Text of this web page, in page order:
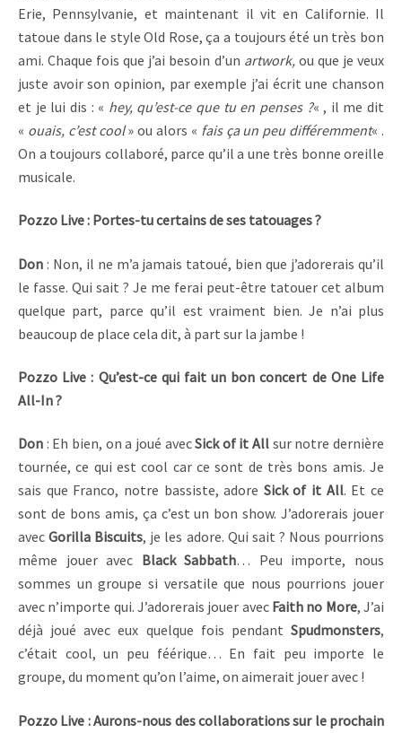
Erie, Pennsylvanie, et maintenant il vit en Californie. Il
tatoue dans le style Old Rose, ça a toujours été un très bon
ami. Chaque fois que j’ai besoin d’un artwork,ou que je veux
juste avoir son opinion, par exemple j’ai écrit une chanson
et je lui dis : « hey, qu’est-ce que tu en penses ?« , il me dit
« ouais, c’est cool» ou alors « fais ça un peu différemment« .
On a toujours collaboré, parce qu’il a une très bonne oreille
musicale.
Pozzo Live : Portes-tu certains de ses tatouages ?
Don : Non, il ne m’a jamais tatoué, bien que j’adorerais qu’il
le fasse. Qui sait ? Je me ferai peut-être tatouer cet album
quelque part, parce qu’il est vraiment bien. Je n’ai plus
beaucoup de place cela dit, à part sur la jambe !
Pozzo Live : Qu’est-ce qui fait un bon concert de One Life
All-In ?
Don : Eh bien, on a joué avecSick of it All sur notre dernière
tournée, ce qui est cool car ce sont de très bons amis. Je
sais que Franco, notre bassiste, adore Sick of it All. Et ce
sont de bons amis, ça c’est un bon show. J’adorerais jouer
avecGorilla Biscuits, je les adore. Qui sait ? Nous pourrions
même jouer avec Black Sabbath… Peu importe, nous
sommes un groupe si versatile que nous pourrions jouer
avec n’importe qui. J’adorerais jouer avec Faith no More, J’ai
déjà joué avec eux quelque fois pendant Spudmonsters,
c’était cool, un peu féérique… En fait peu importe le
groupe, du moment qu’on l’aime, on aimerait jouer avec !
Pozzo Live : Aurons-nous des collaborations sur le prochain